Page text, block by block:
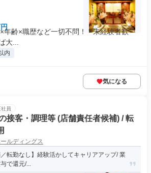
年齢×職歴など一切不問！ * 未経験者歓
大...
内
気になる
社員
接客・調理等 (店舗責任者候補) / 転
ルディングス
／転勤なし】経験活かしてキャリアアップ/ 業
で還元/...